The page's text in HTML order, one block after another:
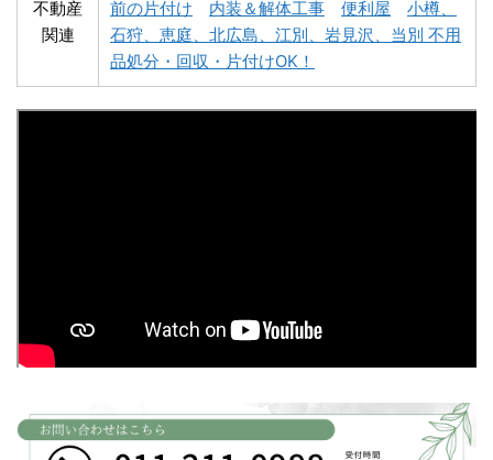
深川市不用品回収 夕張市不用品回収
白老町不用品回収 長万部町不用品回収
不動産
関連
前の片付け
内装＆解体工事 便利屋
小樽、
石狩、恵庭、北広島、江別、岩見沢、当別 不用
品処分・回収・片付けOK！